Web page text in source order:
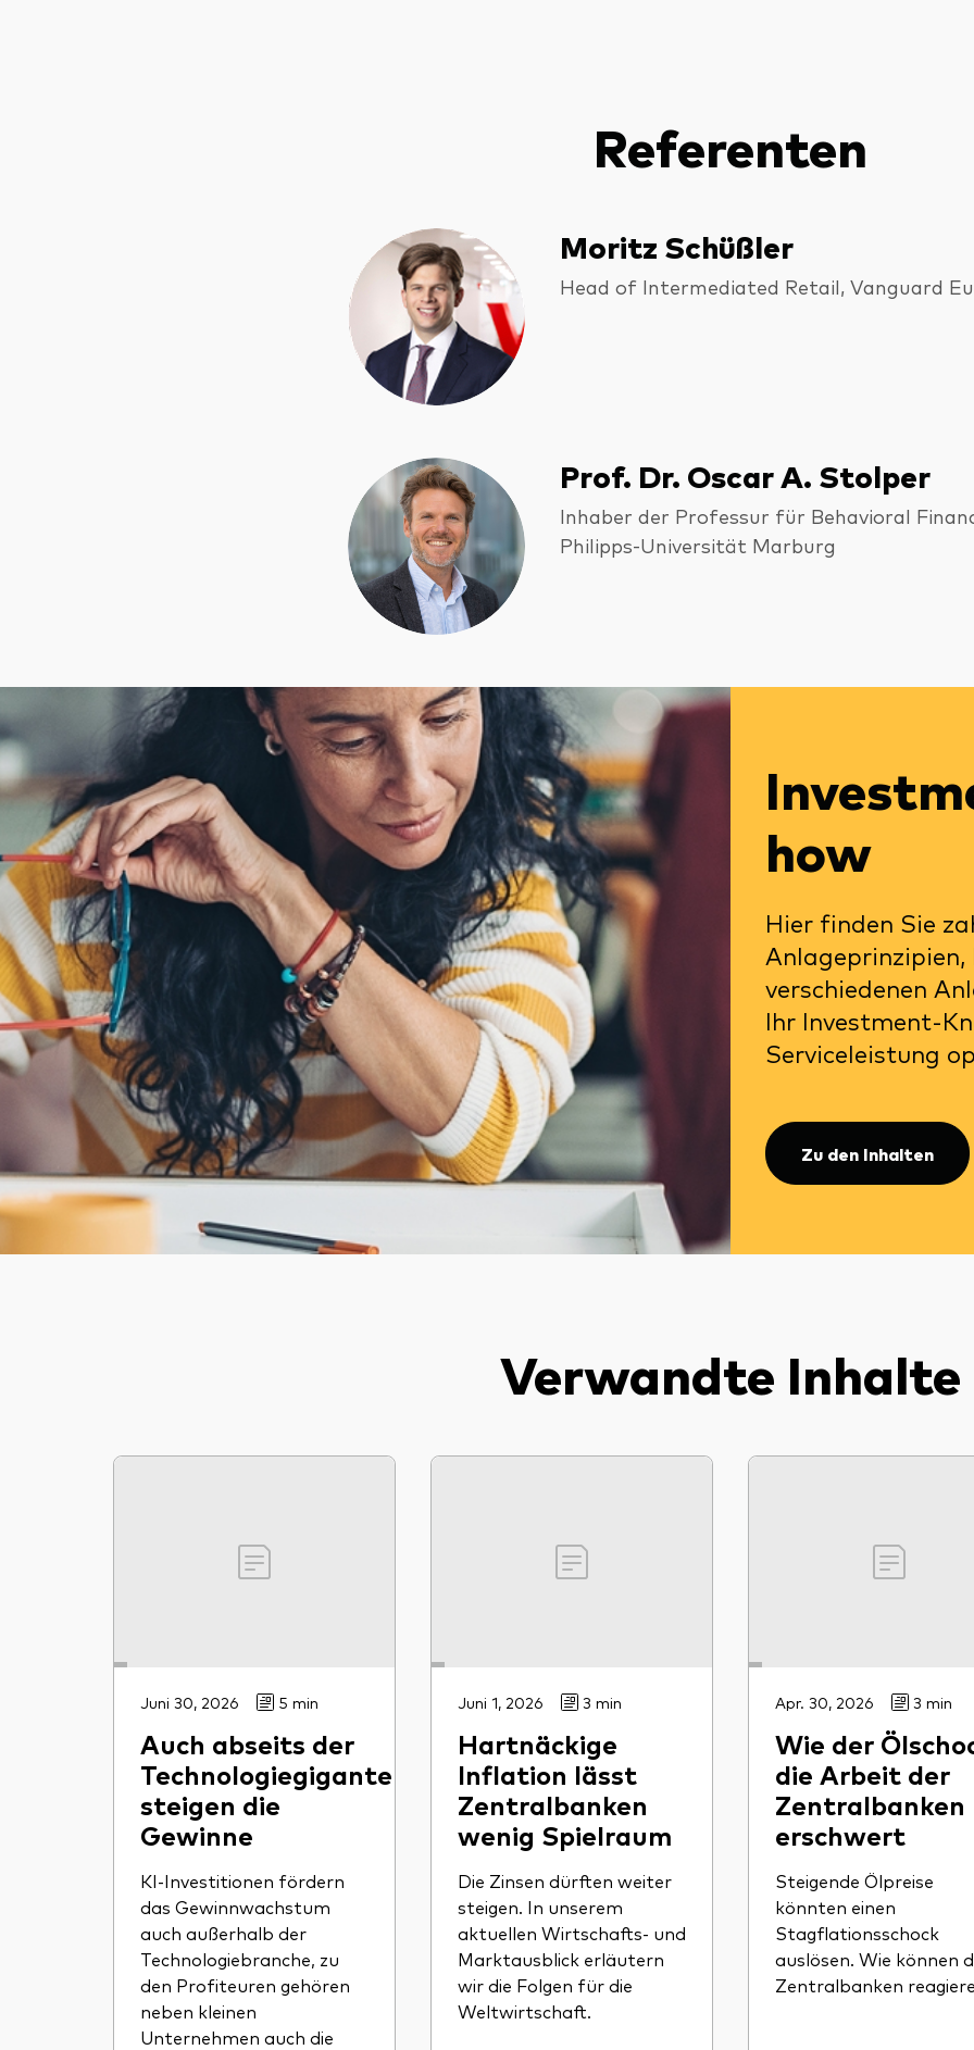
Referenten
Moritz Schüßler
Head of Intermediated Retail, Vanguard
Prof. Dr. Oscar A. Stolper
Inhaber der Professur für Behavioral
Philipps‑Universität Marburg
how
Hier finden Sie
verschiedenen
Ihr Investment-
Serviceleistung
Zu den Inhalten
Verwandte Inhalte
Juni 30, 2026 5 min
Auch abseits der
Technologiegiganten
steigen die
Gewinne
KI-Investitionen fördern
das Gewinnwachstum
auch außerhalb der
Technologiebranche, zu
den Profiteuren gehören
neben kleinen
Unternehmen auch die
Juni 1, 2026 3 min
Hartnäckige
Inflation lässt
Zentralbanken
wenig Spielraum
Die Zinsen dürften weiter
steigen. In unserem
aktuellen Wirtschafts- und
Marktausblick erläutern
wir die Folgen für die
Weltwirtschaft.
Apr. 30, 2026 3 min
Wie der
die Arbeit der
Zentralbanken
erschwert
Steigende Ölpreise
könnten einen
Stagflationsschock
auslösen. Wie können
Zentralbanken